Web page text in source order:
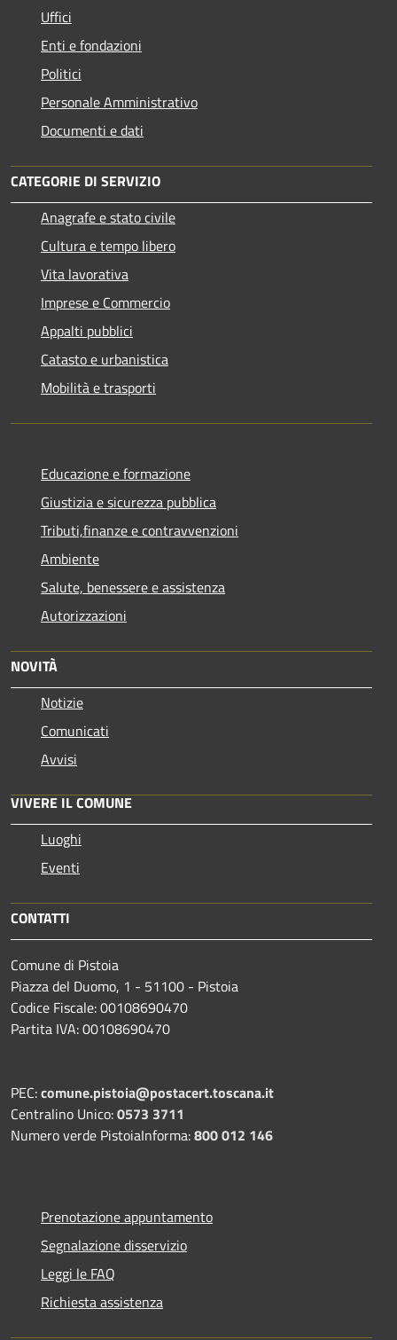
Uffici
Enti e fondazioni
Politici
Personale Amministrativo
Documenti e dati
CATEGORIE DI SERVIZIO
Anagrafe e stato civile
Cultura e tempo libero
Vita lavorativa
Imprese e Commercio
Appalti pubblici
Catasto e urbanistica
Mobilità e trasporti
Educazione e formazione
Giustizia e sicurezza pubblica
Tributi,finanze e contravvenzioni
Ambiente
Salute, benessere e assistenza
Autorizzazioni
NOVITÀ
Notizie
Comunicati
Avvisi
VIVERE IL COMUNE
Luoghi
Eventi
CONTATTI
Comune di Pistoia
Piazza del Duomo, 1 - 51100 - Pistoia
Codice Fiscale: 00108690470
Partita IVA: 00108690470
PEC:comune.pistoia@postacert.toscana.it
Centralino Unico:0573 3711
Numero verde PistoiaInforma:800 012 146
Prenotazione appuntamento
Segnalazione disservizio
Leggi le FAQ
Richiesta assistenza